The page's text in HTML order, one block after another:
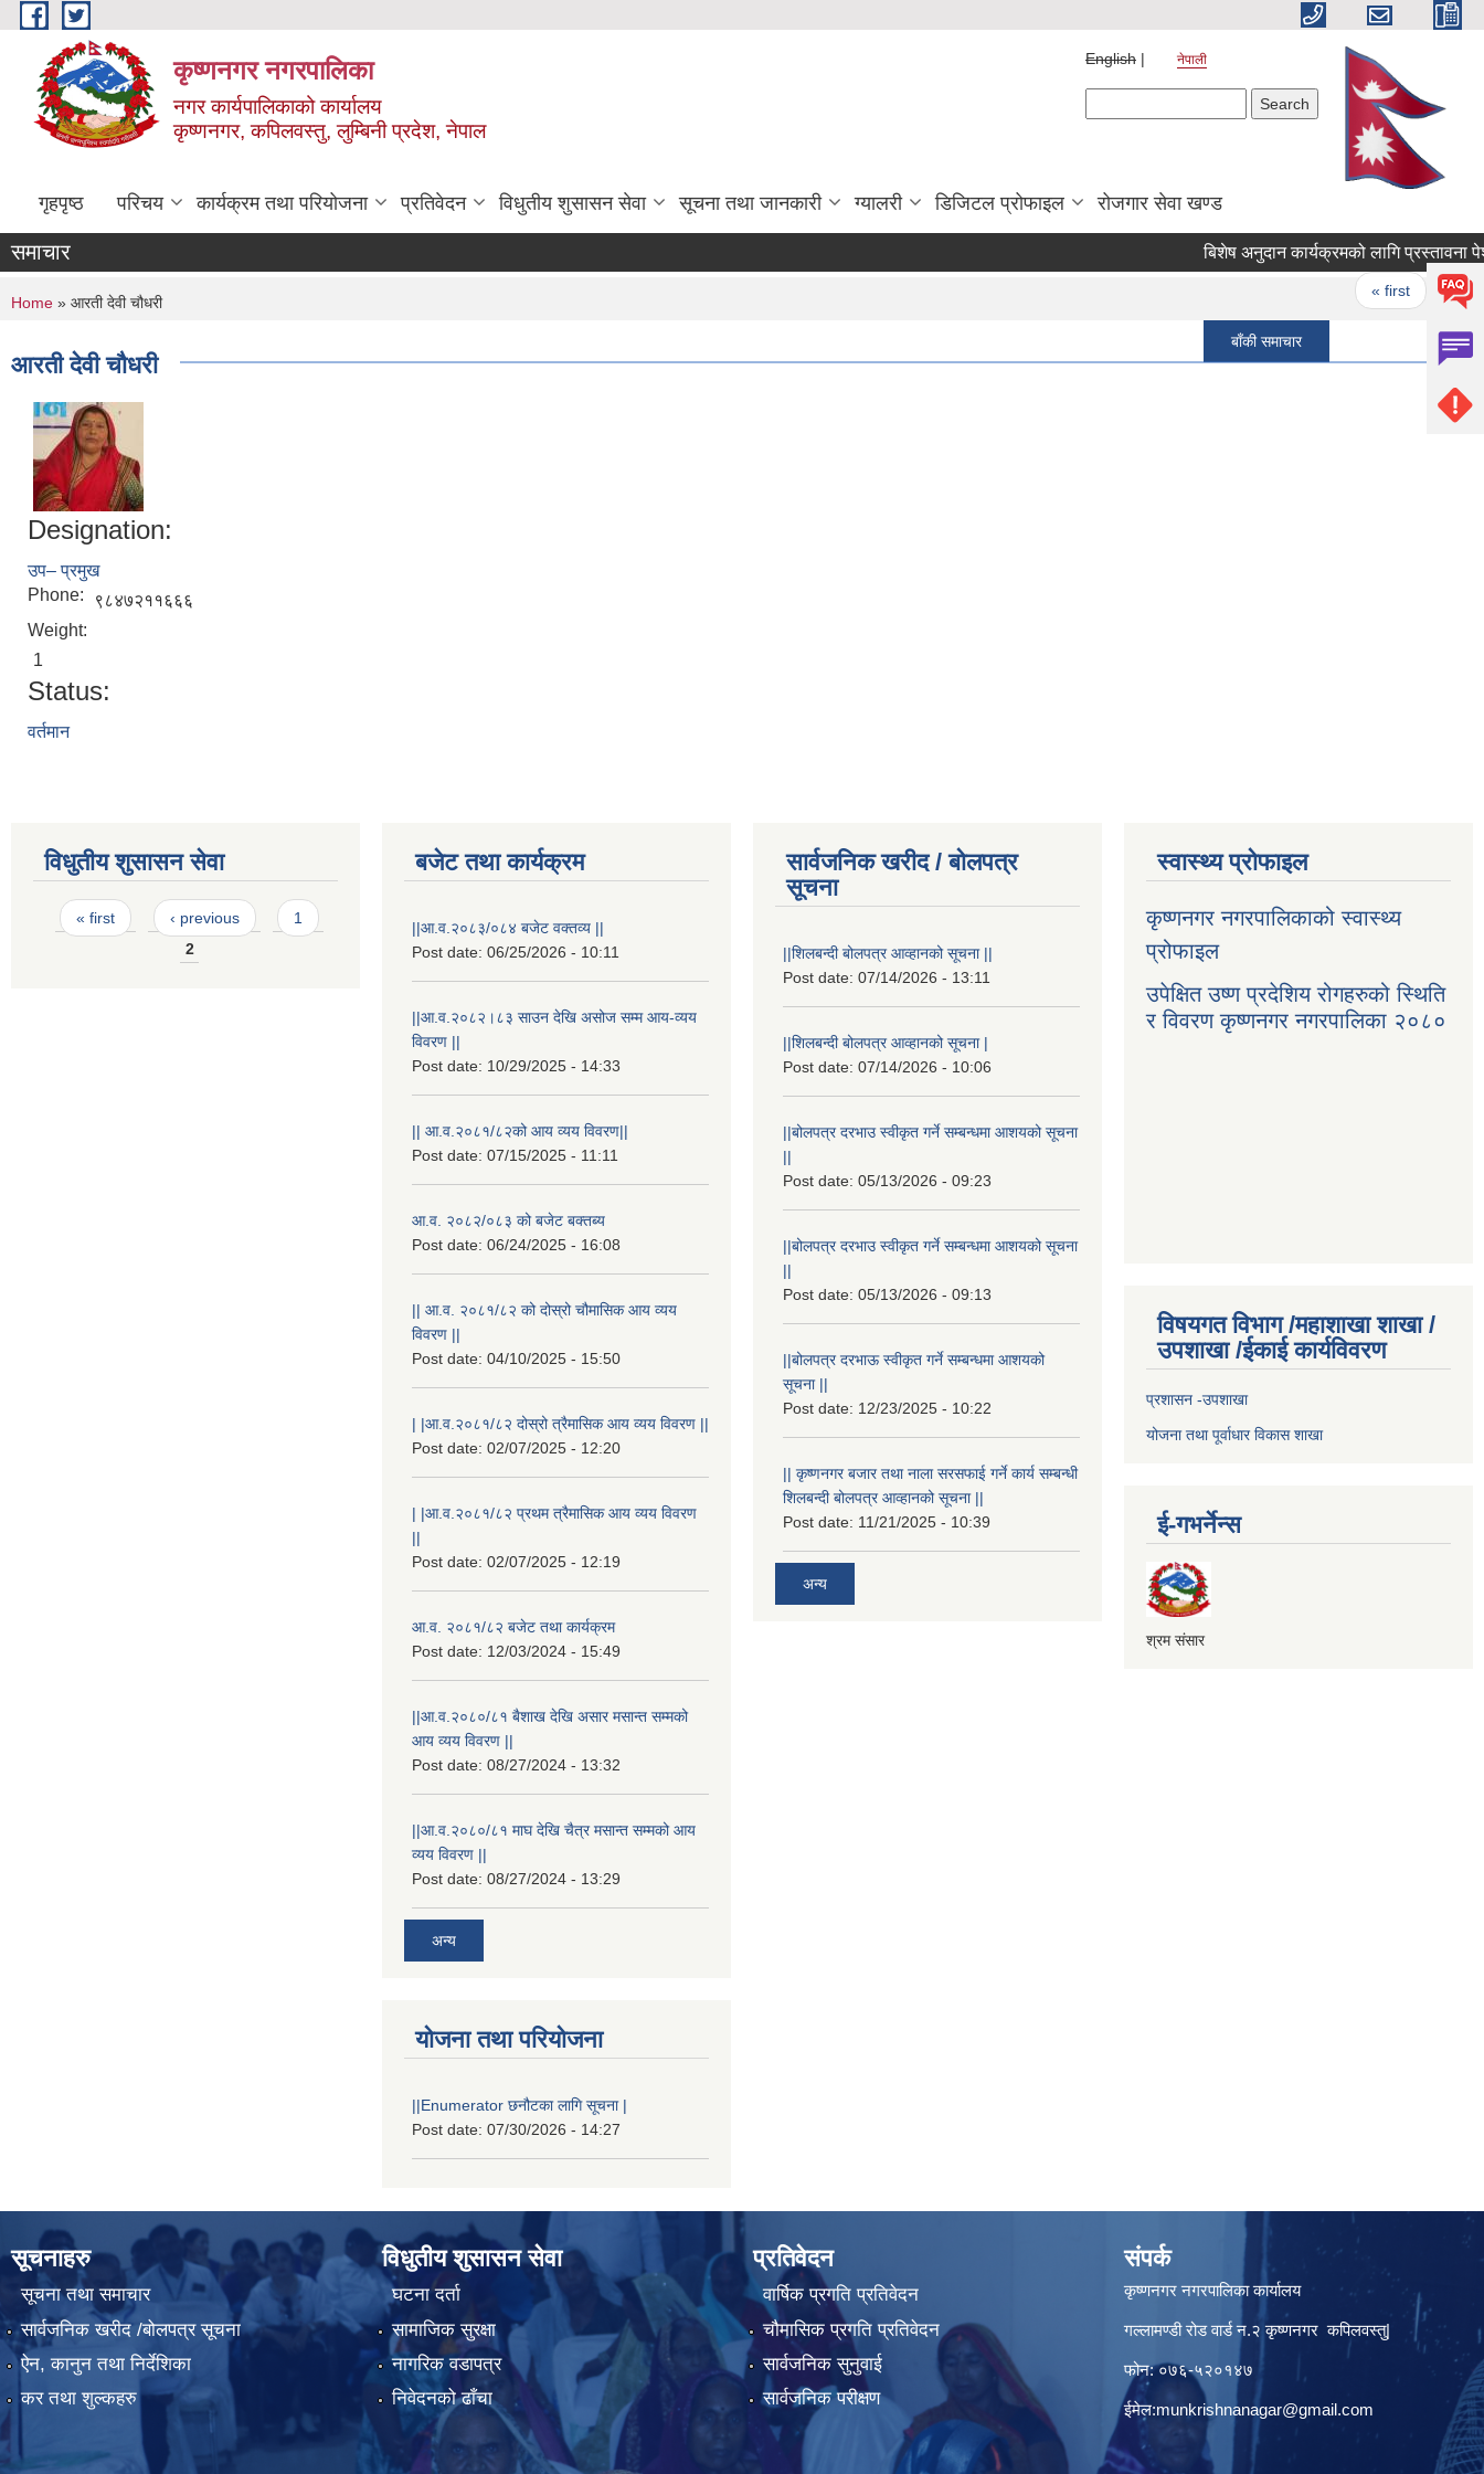
Skip to main content
कृष्णनगर नगरपालिका
नगर कार्यपालिकाको कार्यालय
कृष्णनगर, कपिलवस्तु, लुम्बिनी प्रदेश, नेपाल
English नेपाली
गृहपृष्ठ परिचय कार्यक्रम तथा परियोजना प्रतिवेदन विधुतीय शुसासन सेवा सूचना तथा जानकारी ग्यालरी डिजिटल प्रोफाइल रोजगार सेवा खण्ड
समाचार बिशेष अनुदान कार्यक्रमको लागि प्रस्तावना पेश
« first ‹
बाँकी समाचार
You are here
Home » आरती देवी चौधरी
आरती देवी चौधरी
Designation:
उप– प्रमुख
Phone:
९८४७२११६६६
Weight:
1
Status:
वर्तमान
विधुतीय शुसासन सेवा
Pages
« first ‹ previous
1
2
बजेट तथा कार्यक्रम
||आ.व.२०८३/०८४ बजेट वक्तव्य ||
Post date: 06/25/2026 - 10:11
||आ.व.२०८२।८३ साउन देखि असोज सम्म आय-व्यय
विवरण ||
Post date: 10/29/2025 - 14:33
|| आ.व.२०८१/८२को आय व्यय विवरण||
Post date: 07/15/2025 - 11:11
आ.व. २०८२/०८३ को बजेट बक्तब्य
Post date: 06/24/2025 - 16:08
|| आ.व. २०८१/८२ को दोस्रो चौमासिक आय व्यय
विवरण ||
Post date: 04/10/2025 - 15:50
| |आ.व.२०८१/८२ दोस्रो त्रैमासिक आय व्यय विवरण ||
Post date: 02/07/2025 - 12:20
| |आ.व.२०८१/८२ प्रथम त्रैमासिक आय व्यय विवरण
||
Post date: 02/07/2025 - 12:19
आ.व. २०८१/८२ बजेट तथा कार्यक्रम
Post date: 12/03/2024 - 15:49
||आ.व.२०८०/८१ बैशाख देखि असार मसान्त सम्मको
आय व्यय विवरण ||
Post date: 08/27/2024 - 13:32
||आ.व.२०८०/८१ माघ देखि चैत्र मसान्त सम्मको आय
व्यय विवरण ||
Post date: 08/27/2024 - 13:29
अन्य
योजना तथा परियोजना
||Enumerator छनौटका लागि सूचना |
Post date: 07/30/2026 - 14:27
सार्वजनिक खरीद / बोलपत्र
सूचना
||शिलबन्दी बोलपत्र आव्हानको सूचना ||
Post date: 07/14/2026 - 13:11
||शिलबन्दी बोलपत्र आव्हानको सूचना |
Post date: 07/14/2026 - 10:06
||बोलपत्र दरभाउ स्वीकृत गर्ने सम्बन्धमा आशयको सूचना
||
Post date: 05/13/2026 - 09:23
||बोलपत्र दरभाउ स्वीकृत गर्ने सम्बन्धमा आशयको सूचना
||
Post date: 05/13/2026 - 09:13
||बोलपत्र दरभाऊ स्वीकृत गर्ने सम्बन्धमा आशयको
सूचना ||
Post date: 12/23/2025 - 10:22
|| कृष्णनगर बजार तथा नाला सरसफाई गर्ने कार्य सम्बन्धी
शिलबन्दी बोलपत्र आव्हानको सूचना ||
Post date: 11/21/2025 - 10:39
अन्य
स्वास्थ्य प्रोफाइल
कृष्णनगर नगरपालिकाको स्वास्थ्य
प्रोफाइल
उपेक्षित उष्ण प्रदेशिय रोगहरुको स्थिति
र विवरण कृष्णनगर नगरपालिका २०८०
विषयगत विभाग /महाशाखा शाखा /
उपशाखा /ईकाई कार्यविवरण
प्रशासन -उपशाखा
योजना तथा पूर्वाधार विकास शाखा
ई-गभर्नेन्स
श्रम संसार
सूचनाहरु
सूचना तथा समाचार
सार्वजनिक खरीद /बोलपत्र सूचना
ऐन, कानुन तथा निर्देशिका
कर तथा शुल्कहरु
विधुतीय शुसासन सेवा
घटना दर्ता
सामाजिक सुरक्षा
नागरिक वडापत्र
निवेदनको ढाँचा
प्रतिवेदन
वार्षिक प्रगति प्रतिवेदन
चौमासिक प्रगति प्रतिवेदन
सार्वजनिक सुनुवाई
सार्वजनिक परीक्षण
संपर्क
कृष्णनगर नगरपालिका कार्यालय
गल्लामण्डी रोड वार्ड न.२ कृष्णनगर कपिलवस्तु|
फोन: ०७६-५२०१४७
ईमेल:munkrishnanagar@gmail.com